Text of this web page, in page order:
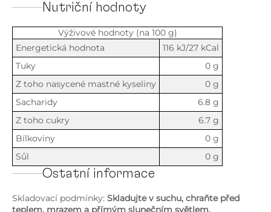
Nutriční hodnoty
Výživové hodnoty (na 100 g)
Energetická hodnota
116 kJ/27 kCal
Tuky
0 g
Z toho nasycené mastné kyseliny
0 g
Sacharidy
6.8 g
Z toho cukry
6.7 g
Bílkoviny
0 g
Sůl
0 g
Ostatní informace
Skladovací podmínky: Skladujte v suchu, chraňte před
teplem, mrazem a přímým slunečním světlem.